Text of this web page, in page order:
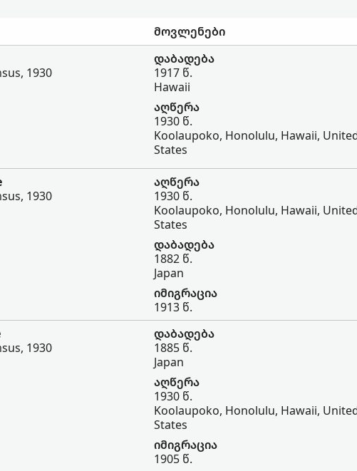
მოვლენები
1930
დაბადება
1917 წ.
Hawaii
აღწერა
1930 წ.
Koolaupoko, Honolulu, Hawaii,
States
1930
აღწერა
1930 წ.
Koolaupoko, Honolulu, Hawaii,
States
დაბადება
1882 წ.
Japan
იმიგრაცია
1913 წ.
1930
დაბადება
1885 წ.
Japan
აღწერა
1930 წ.
Koolaupoko, Honolulu, Hawaii,
States
იმიგრაცია
1905 წ.